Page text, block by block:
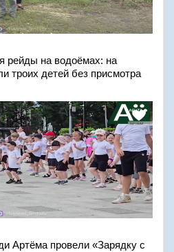
рейды на водоёмах: на
троих детей без присмотра
Артёма провели «Зарядку с